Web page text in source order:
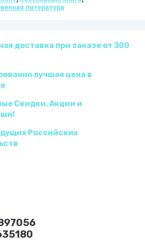
литература
доставка при заказе от 300
лучшая цена в
Скидки, Акции и
Российских